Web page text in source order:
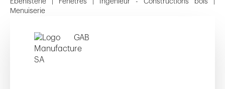
Ebénisterie | Fenêtres | Ingénieur - Constructions bois |
Menuiserie